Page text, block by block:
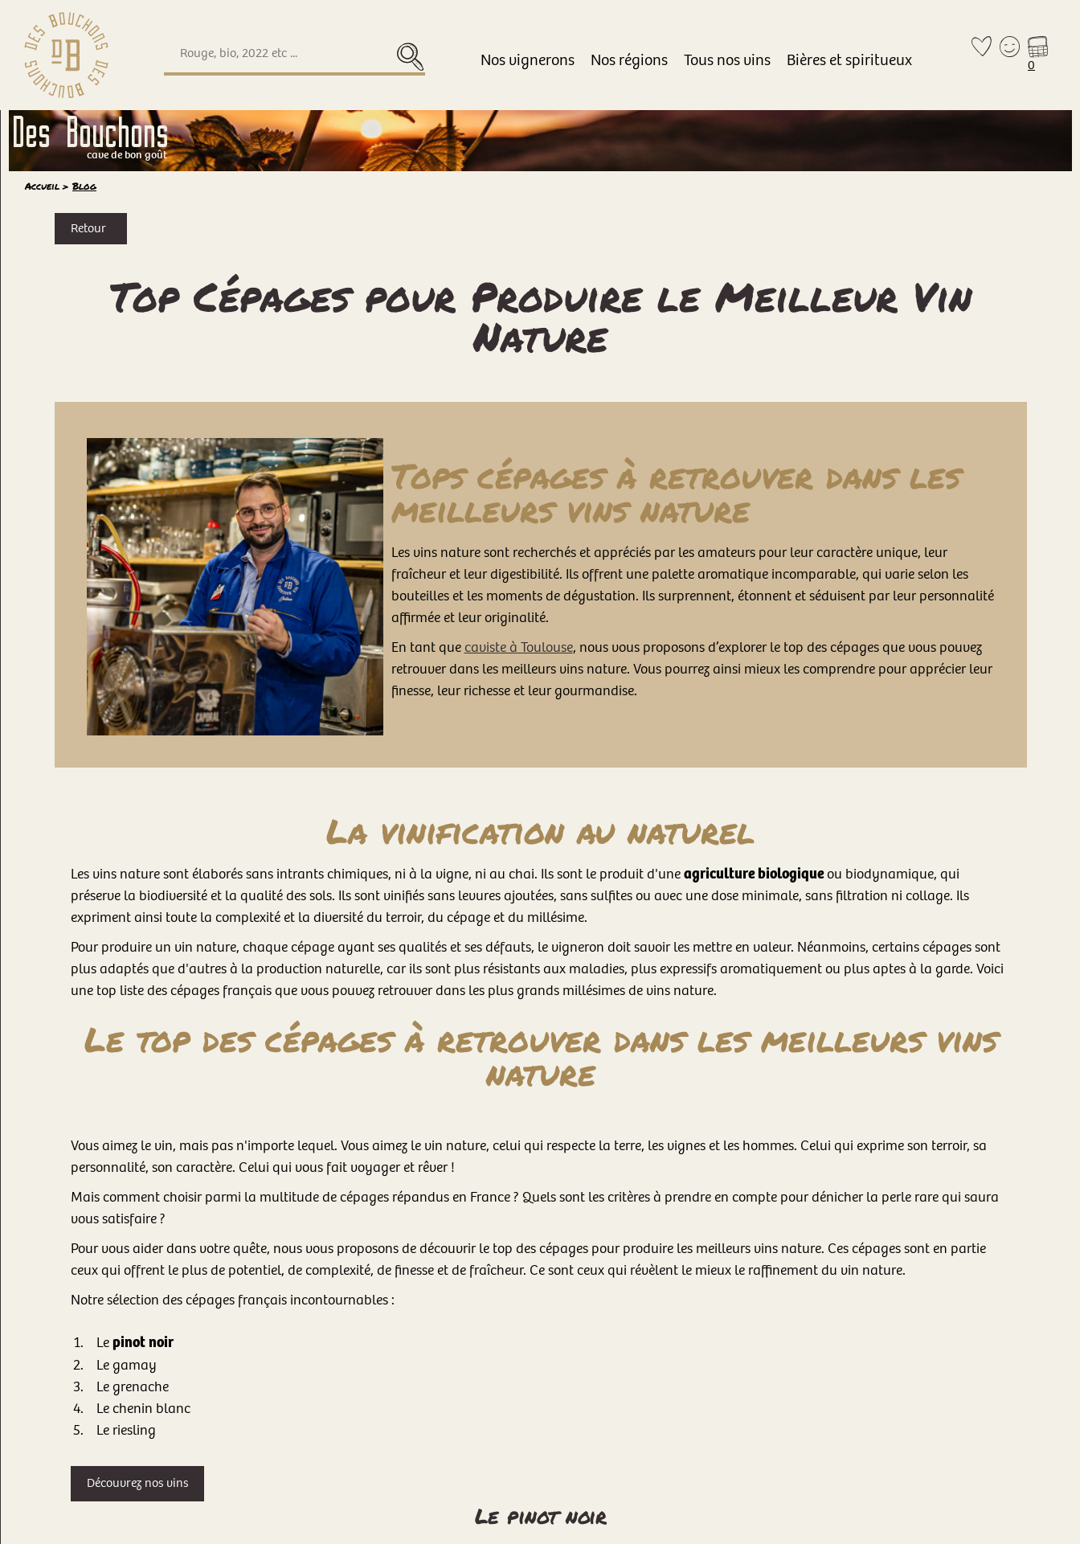
Nos vignerons Nos régions Tous nos vins Bières et spiritueux 0
Des Bouchons
cave de bon goût
Accueil>Blog
Retour
Top Cépages pour Produire le Meilleur Vin
Nature
Tops cépages à retrouver dans les
meilleurs vins nature
Les vins nature sont recherchés et appréciés par les amateurs pour leur caractère unique, leur
fraîcheur et leur digestibilité. Ils offrent une palette aromatique incomparable, qui varie selon les
bouteilles et les moments de dégustation. Ils surprennent, étonnent et séduisent par leur personnalité
affirmée et leur originalité.
En tant que caviste à Toulouse, nous vous proposons d’explorer le top des cépages que vous pouvez
retrouver dans les meilleurs vins nature. Vous pourrez ainsi mieux les comprendre pour apprécier leur
finesse, leur richesse et leur gourmandise.
La vinification au naturel
Les vins nature sont élaborés sans intrants chimiques, ni à la vigne, ni au chai. Ils sont le produit d'uneagriculture biologiqueou biodynamique, qui
préserve la biodiversité et la qualité des sols. Ils sont vinifiés sans levures ajoutées, sans sulfites ou avec une dose minimale, sans filtration ni collage. Ils
expriment ainsi toute la complexité et la diversité du terroir, du cépage et du millésime.
Pour produire un vin nature, chaque cépage ayant ses qualités et ses défauts, le vigneron doit savoir les mettre en valeur. Néanmoins, certains cépages sont
plus adaptés que d'autres à la production naturelle, car ils sont plus résistants aux maladies, plus expressifs aromatiquement ou plus aptes à la garde. Voici
une top liste des cépages français que vous pouvez retrouver dans les plus grands millésimes de vins nature.
Le top des cépages à retrouver dans les meilleurs vins
nature
Vous aimez le vin, mais pas n'importe lequel. Vous aimez le vin nature, celui qui respecte la terre, les vignes et les hommes. Celui qui exprime son terroir, sa
personnalité, son caractère. Celui qui vous fait voyager et rêver !
Mais comment choisir parmi la multitude de cépages répandus en France ? Quels sont les critères à prendre en compte pour dénicher la perle rare qui saura
vous satisfaire ?
Pour vous aider dans votre quête, nous vous proposons de découvrir le top des cépages pour produire les meilleurs vins nature. Ces cépages sont en partie
ceux qui offrent le plus de potentiel, de complexité, de finesse et de fraîcheur. Ce sont ceux qui révèlent le mieux le raffinement du vin nature.
Notre sélection des cépages français incontournables :
Lepinot noir
Le gamay
Le grenache
Le chenin blanc
Le riesling
Découvrez nos vins
Le pinot noir